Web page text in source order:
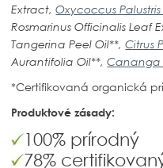
Extract,Oxycoccus
Rosmarinus Officinalis Leaf
Tangerina Peel Oil**,Citrus
Aurantifolia Oil**,Cananga
*Certifikovaná organická
Produktové zásady:
100% prírodný
78%